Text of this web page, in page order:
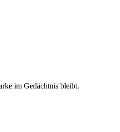
im Gedächtnis bleibt.